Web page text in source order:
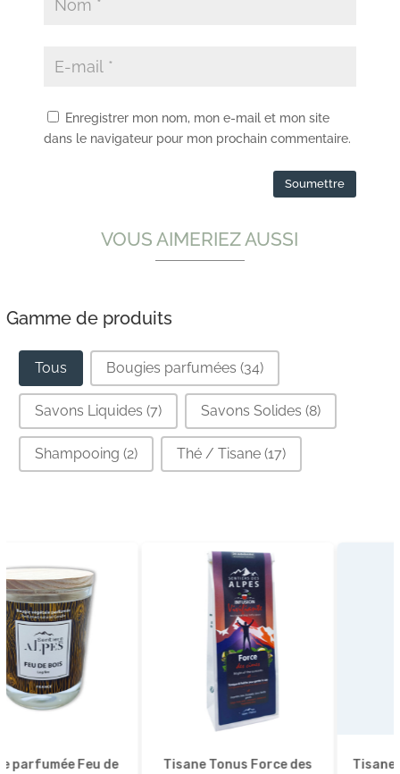
Enregistrer mon nom, mon e-mail et mon site
dans le navigateur pour mon prochain commentaire.
VOUS AIMERIEZ AUSSI
Gamme de produits
Gamme de produits
Tous Bougies parfumées (34)
Savons Liquides (7) Savons Solides (8)
Shampooing (2) Thé / Tisane (17)
Tisane Tonus Force des
Tisane Plaisir – Goûter au